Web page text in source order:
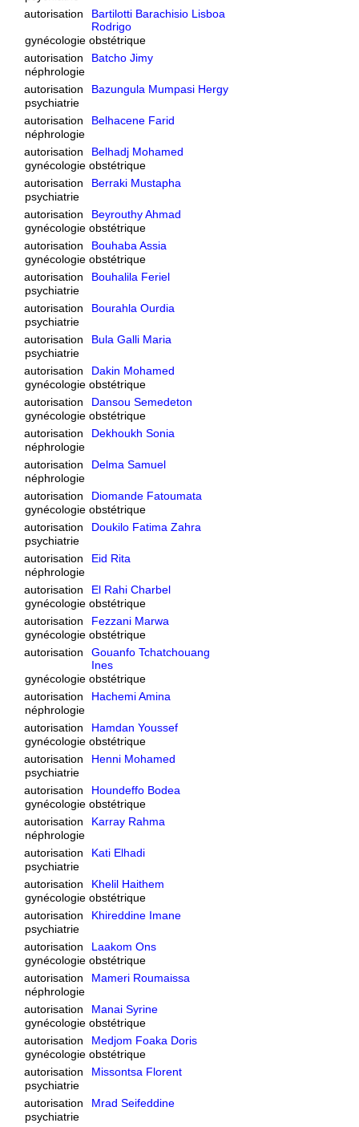
autorisation
Bartilotti Barachisio Lisboa
Rodrigo
gynécologie obstétrique
autorisation
Batcho Jimy
néphrologie
autorisation
Bazungula Mumpasi Hergy
psychiatrie
autorisation
Belhacene Farid
néphrologie
autorisation
Belhadj Mohamed
gynécologie obstétrique
autorisation
Berraki Mustapha
psychiatrie
autorisation
Beyrouthy Ahmad
gynécologie obstétrique
autorisation
Bouhaba Assia
gynécologie obstétrique
autorisation
Bouhalila Feriel
psychiatrie
autorisation
Bourahla Ourdia
psychiatrie
autorisation
Bula Galli Maria
psychiatrie
autorisation
Dakin Mohamed
gynécologie obstétrique
autorisation
Dansou Semedeton
gynécologie obstétrique
autorisation
Dekhoukh Sonia
néphrologie
autorisation
Delma Samuel
néphrologie
autorisation
Diomande Fatoumata
gynécologie obstétrique
autorisation
Doukilo Fatima Zahra
psychiatrie
autorisation
Eid Rita
néphrologie
autorisation
El Rahi Charbel
gynécologie obstétrique
autorisation
Fezzani Marwa
gynécologie obstétrique
autorisation
Gouanfo Tchatchouang
Ines
gynécologie obstétrique
autorisation
Hachemi Amina
néphrologie
autorisation
Hamdan Youssef
gynécologie obstétrique
autorisation
Henni Mohamed
psychiatrie
autorisation
Houndeffo Bodea
gynécologie obstétrique
autorisation
Karray Rahma
néphrologie
autorisation
Kati Elhadi
psychiatrie
autorisation
Khelil Haithem
gynécologie obstétrique
autorisation
Khireddine Imane
psychiatrie
autorisation
Laakom Ons
gynécologie obstétrique
autorisation
Mameri Roumaissa
néphrologie
autorisation
Manai Syrine
gynécologie obstétrique
autorisation
Medjom Foaka Doris
gynécologie obstétrique
autorisation
Missontsa Florent
psychiatrie
autorisation
Mrad Seifeddine
psychiatrie